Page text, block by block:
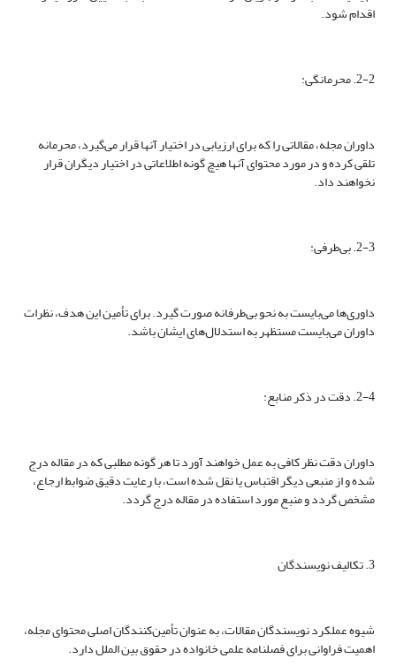
اقدام شود.
2-2. محرمانگی:
داوران مجله، مقالاتی را که برای ارزیابی در اختیار آنها قرار می‌گیرد، محرمانه
تلقی کرده و در مورد محتوای آنها هیچ گونه اطلاعاتی در اختیار دیگران قرار
نخواهند داد.
2-3. بی‌طرفی:
داوری‌ها می‌بایست به نحو بی‌طرفانه صورت گیرد. برای تأمین این هدف، نظرات
داوران می‌بایست مستظهر به استدلال‌های ایشان باشد.
2-4. دقت در ذکر منابع:
داوران دقت نظر کافی به عمل خواهند آورد تا هر گونه مطلبی که در مقاله درج
شده و از منبعی دیگر اقتباس یا نقل شده است، با رعایت دقیق ضوابط ارجاع،
مشخص گردد و منبع مورد استفاده در مقاله درج گردد.
3. تکالیف نویسندگان
شیوه عملکرد نویسندگان مقالات، به عنوان تأمین‌کنندگان اصلی محتوای مجله،‌
اهمیت فراوانی برای فصلنامه علمی خانواده در حقوق بین الملل دارد.